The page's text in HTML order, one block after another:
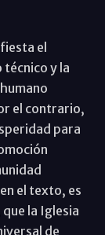
el
y la
el contrario,
para
el texto, es
la Iglesia
de